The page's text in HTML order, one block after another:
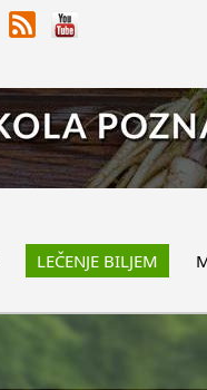
LEČENJE BILJEM